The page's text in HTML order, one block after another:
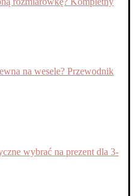
na wesele? Przewodnik
wybrać na prezent dla 3-